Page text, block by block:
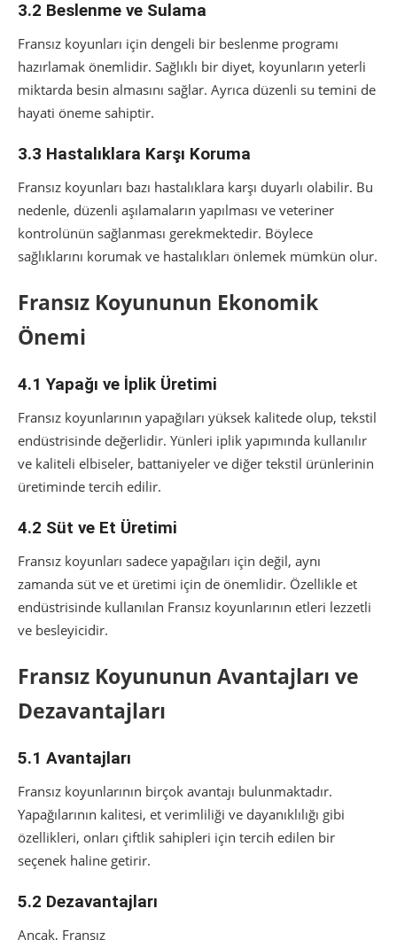
3.2 Beslenme ve Sulama
Fransız koyunları için dengeli bir beslenme programı
hazırlamak önemlidir. Sağlıklı bir diyet, koyunların yeterli
miktarda besin almasını sağlar. Ayrıca düzenli su temini de
hayati öneme sahiptir.
3.3 Hastalıklara Karşı Koruma
Fransız koyunları bazı hastalıklara karşı duyarlı olabilir. Bu
nedenle, düzenli aşılamaların yapılması ve veteriner
kontrolünün sağlanması gerekmektedir. Böylece
sağlıklarını korumak ve hastalıkları önlemek mümkün olur.
Fransız Koyununun Ekonomik
Önemi
4.1 Yapağı ve İplik Üretimi
Fransız koyunlarının yapağıları yüksek kalitede olup, tekstil
endüstrisinde değerlidir. Yünleri iplik yapımında kullanılır
ve kaliteli elbiseler, battaniyeler ve diğer tekstil ürünlerinin
üretiminde tercih edilir.
4.2 Süt ve Et Üretimi
Fransız koyunları sadece yapağıları için değil, aynı
zamanda süt ve et üretimi için de önemlidir. Özellikle et
endüstrisinde kullanılan Fransız koyunlarının etleri lezzetli
ve besleyicidir.
Fransız Koyununun Avantajları ve
Dezavantajları
5.1 Avantajları
Fransız koyunlarının birçok avantajı bulunmaktadır.
Yapağılarının kalitesi, et verimliliği ve dayanıklılığı gibi
özellikleri, onları çiftlik sahipleri için tercih edilen bir
seçenek haline getirir.
5.2 Dezavantajları
Ancak, Fransız